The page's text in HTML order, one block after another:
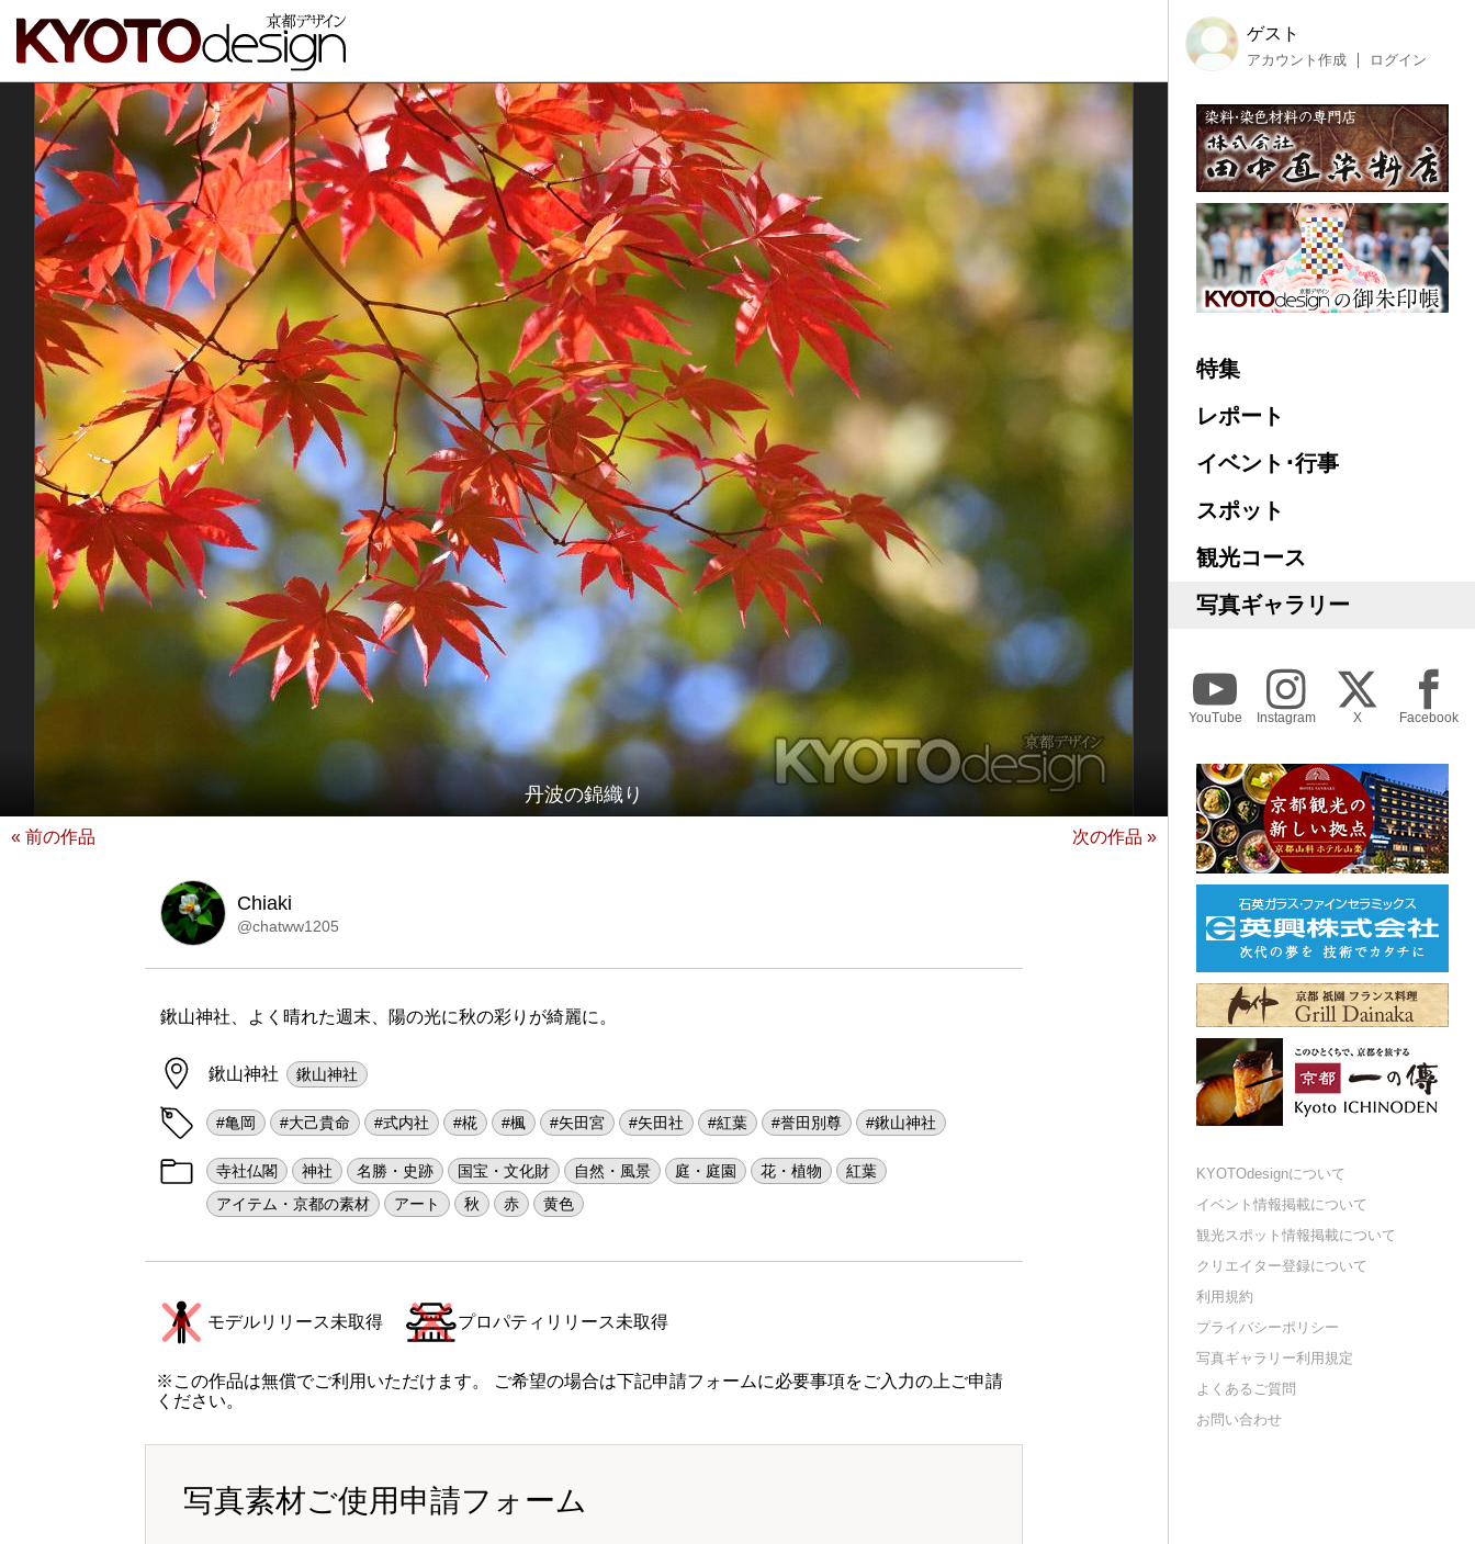
丹波の錦織り
« 前の作品 次の作品 »
Chiaki
@chatww1205
鍬山神社、よく晴れた週末、陽の光に秋の彩りが綺麗に。
鍬山神社 鍬山神社
#亀岡 #大己貴命 #式内社 #椛 #楓 #矢田宮 #矢田社 #紅葉 #誉田別尊 #鍬山神社
寺社仏閣 神社 名勝・史跡 国宝・文化財 自然・風景 庭・庭園 花・植物
紅葉
アイテム・京都の素材
アート 秋 赤 黄色
モデルリリース未取得 プロパティリリース未取得
※この作品は無償でご利用いただけます。 ご希望の場合は下記申請フォームに必要事項をご入力の上ご申請
ください。
写真素材ご使用申請フォーム
ゲスト
アカウント作成 ログイン
特集
レポート
イベント･行事
スポット
観光コース
写真ギャラリー
YouTube Instagram X Facebook
KYOTOdesignについて
イベント情報掲載について
観光スポット情報掲載について
クリエイター登録について
利用規約
プライバシーポリシー
写真ギャラリー利用規定
よくあるご質問
お問い合わせ